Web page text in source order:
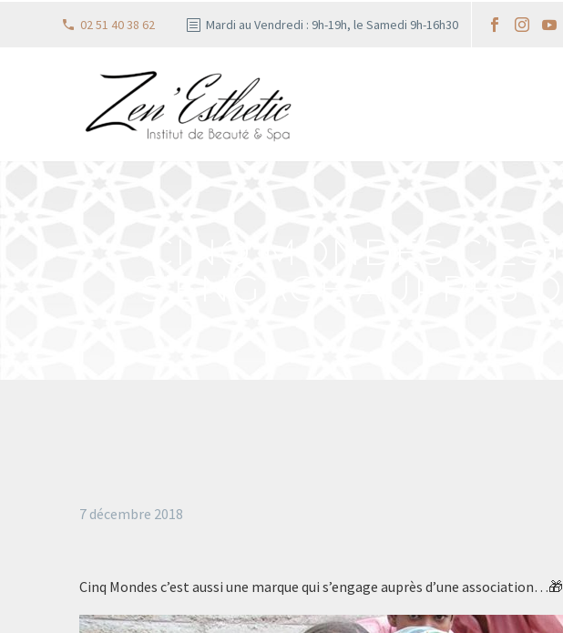
02 51 40 38 62 Mardi au Vendredi : 9h-19h, le Samedi 9h-16h30
7 décembre 2018
Cinq Mondes c’est aussi une marque qui s’engage auprès d’une association…🎁